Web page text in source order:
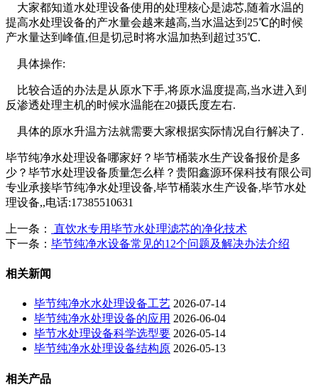
大家都知道水处理设备使用的处理核心是滤芯,随着水温的
提高水处理设备的产水量会越来越高,当水温达到25℃的时候
产水量达到峰值,但是切忌时将水温加热到超过35℃.
具体操作:
比较合适的办法是从原水下手,将原水温度提高,当水进入到
反渗透处理主机的时候水温能在20摄氏度左右.
具体的原水升温方法就需要大家根据实际情况自行解决了.
毕节纯净水处理设备哪家好？毕节桶装水生产设备报价是多
少？毕节水处理设备质量怎么样？贵阳鑫源环保科技有限公司
专业承接毕节纯净水处理设备,毕节桶装水生产设备,毕节水处
理设备,,电话:17385510631
上一条：
直饮水专用毕节水处理滤芯的净化技术
下一条： 毕节纯净水设备常见的12个问题及解决办法介绍
相关新闻
毕节纯净水水处理设备工艺 2026-07-14
毕节纯净水处理设备的应用 2026-06-04
毕节水处理设备科学选型要 2026-05-14
毕节纯净水处理设备结构原 2026-05-13
相关产品